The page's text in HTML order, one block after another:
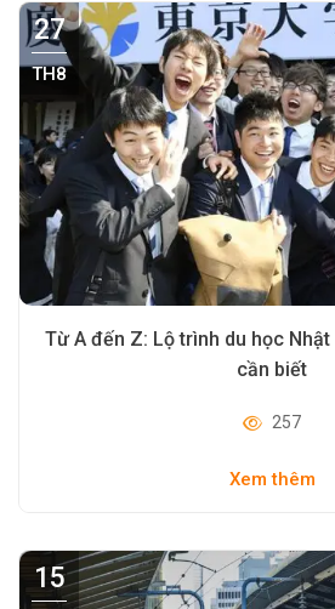
27
TH8
Từ A đến Z: Lộ trình du học
cần biết
257
Xem thêm
15